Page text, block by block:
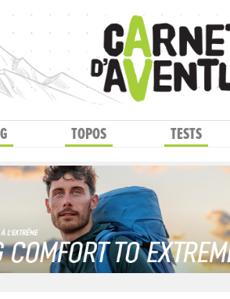
TOPOS TESTS